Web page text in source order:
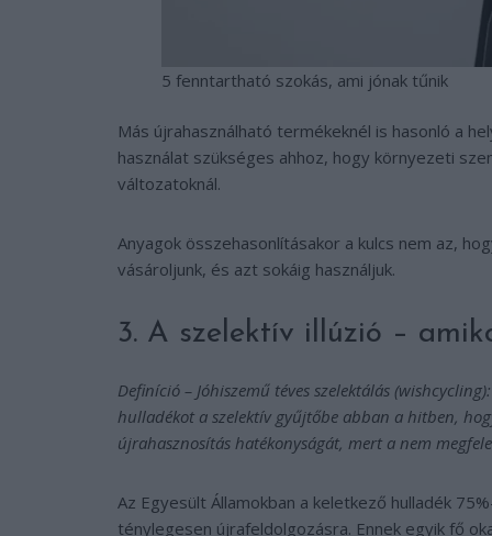
5 fenntartható szokás, ami jónak tűnik
Más újrahasználható termékeknél is hasonló a
használat szükséges ahhoz, hogy környezeti
változatoknál.
Anyagok összehasonlításakor a kulcs nem az,
vásároljunk, és azt sokáig használjuk.
3. A szelektív illúzió –
Definíció – Jóhiszemű téves szelektálás
hulladékot a szelektív gyűjtőbe abban a hitben,
újrahasznosítás hatékonyságát, mert a nem
Az Egyesült Államokban a keletkező hulladék
ténylegesen újrafeldolgozásra. Ennek egyik fő